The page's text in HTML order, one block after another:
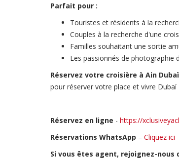
Parfait pour :
Touristes et résidents à la
Couples à la recherche d'une
Familles souhaitant une sortie
Les passionnés de photographie
Réservez votre croisière à Ain
pour réserver votre place et vivre
Réservez en ligne - https://
Réservations WhatsApp – Cliquez ici
Si vous êtes agent, rejoignez-nous